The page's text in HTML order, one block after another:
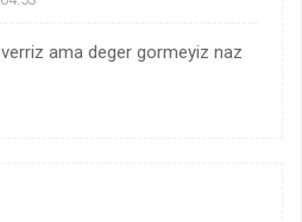
ama deger gormeyiz naz